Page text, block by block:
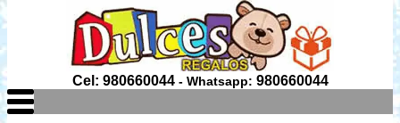
Cel: 980660044- Whatsapp: 980660044